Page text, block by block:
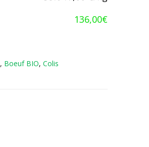
136,00€
, Boeuf BIO, Colis